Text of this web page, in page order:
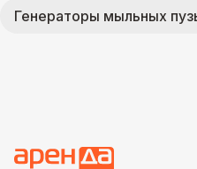
Генераторы мыльных